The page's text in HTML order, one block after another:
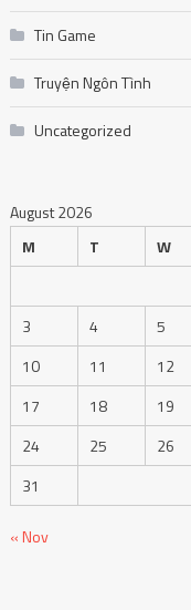
Tin Game
Truyện Ngôn Tình
Uncategorized
August 2026
M
T W
3
4 5
10
11 12
17
18 19
24
25 26
31
« Nov